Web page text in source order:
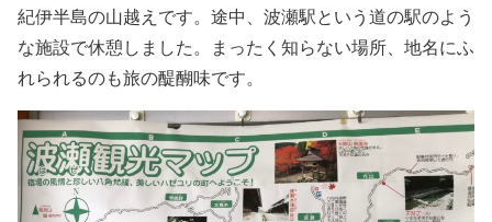
紀伊半島の山越えです。途中、波瀬駅という道の駅のよう
な施設で休憩しました。まったく知らない場所、地名にふ
れられるのも旅の醍醐味です。